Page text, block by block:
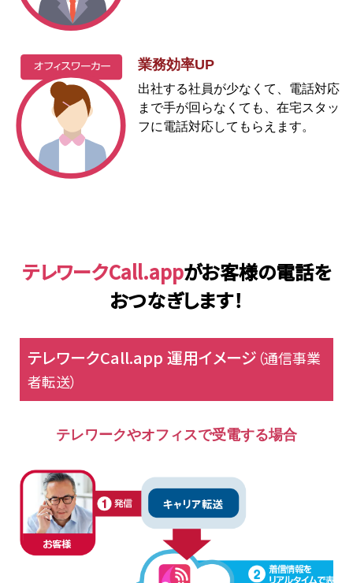
業務効率UP
出社する社員が少なくて、電話対応
まで手が回らなくても、在宅スタッ
フに電話対応してもらえます。
テレワークCall.appがお客様の電話を
おつなぎします！
テレワークCall.app 運用イメージ（通信事業
者転送）
テレワークやオフィスで受電する場合